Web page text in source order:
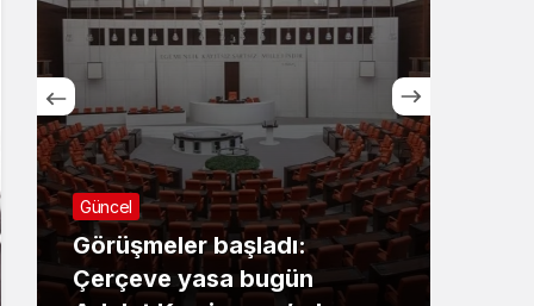
Güncel
Görüşmeler başladı:
Çerçeve yasa bugün